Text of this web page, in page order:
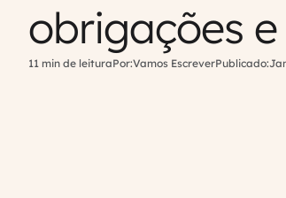
obrigações
11 min de leituraPor:Vamos EscreverPublicado: